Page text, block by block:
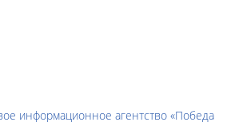
информационное агентство «Победа